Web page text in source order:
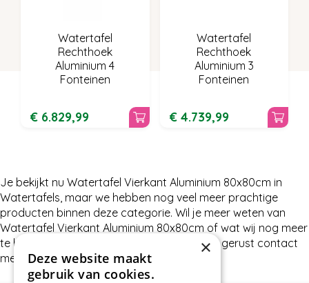
Watertafel
Rechthoek
Aluminium 4
Fonteinen
€ 6.829,99
Watertafel
Rechthoek
Aluminium 3
Fonteinen
€ 4.739,99
Je bekijkt nu Watertafel Vierkant Aluminium 80x80cm in
Watertafels, maar we hebben nog veel meer prachtige
producten binnen deze categorie. Wil je meer weten van
Watertafel Vierkant Aluminium 80x80cm of wat wij nog meer
te bieden hebben in Watertafels, neem dan gerust contact
met ons op.
×
Deze website maakt
gebruik van cookies.